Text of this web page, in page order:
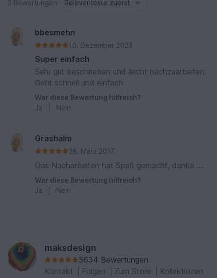
2 Bewertungen
bbesmehn
10. Dezember 2023
Super einfach
Sehr gut beschrieben und leicht nachzuarbeiten.
Geht schnell und einfach
War diese Bewertung hilfreich?
Ja
Nein
Grashalm
28. März 2017
Das Nacharbeiten hat Spaß gemacht, danke ....
War diese Bewertung hilfreich?
Ja
Nein
maksdesign
3634 Bewertungen
Kontakt
Folgen Zum Store Kollektionen